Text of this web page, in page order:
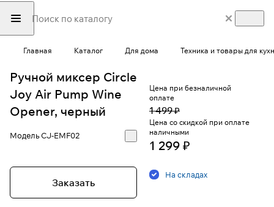
Главная Каталог Для дома Техника и товары для
Ручной миксер Circle
Joy Air Pump Wine
Opener, черный
МодельCJ-EMF02
Заказать
Цена при безналичной
оплате
1 499 ₽
Цена со скидкой при оплате
наличными
1 299 ₽
На складах